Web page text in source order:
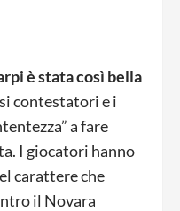
è stata così bella
contestatori e i
a fare
I giocatori hanno
carattere che
il Novara